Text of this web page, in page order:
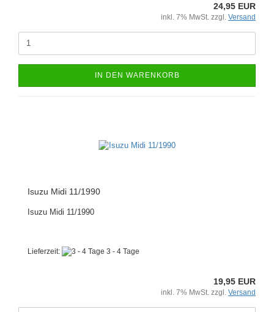
24,95 EUR
inkl. 7% MwSt. zzgl. Versand
IN DEN WARENKORB
Isuzu Midi 11/1990
Isuzu Midi 11/1990
Lieferzeit: 3 - 4 Tage
19,95 EUR
inkl. 7% MwSt. zzgl. Versand